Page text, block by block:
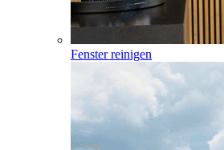
Fenster reinigen